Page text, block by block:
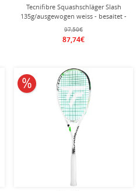
Tecnifibre Squashschläger Slash
135g/ausgewogen weiss - besaitet -
97,50€
87,74€
10% reduziert